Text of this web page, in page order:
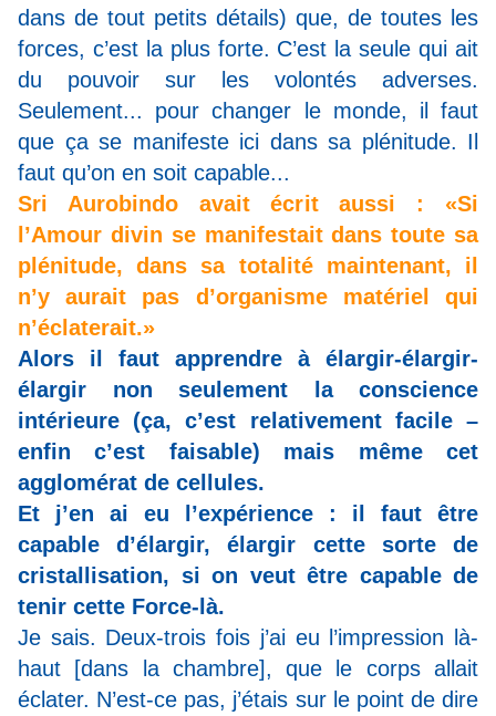
dans de tout petits détails) que, de toutes les
forces, c’est la plus forte. C’est la seule qui ait
du pouvoir sur les volontés adverses.
Seulement... pour changer le monde, il faut
que ça se manifeste ici dans sa plénitude. Il
faut qu’on en soit capable...
Sri Aurobindo avait écrit aussi : «Si
l’Amour divin se manifestait dans toute sa
plénitude, dans sa totalité maintenant, il
n’y aurait pas d’organisme matériel qui
n’éclaterait.»
Alors il faut apprendre à élargir-élargir-
élargir non seulement la conscience
intérieure (ça, c’est relativement facile –
enfin c’est faisable) mais même cet
agglomérat de cellules.
Et j’en ai eu l’expérience : il faut être
capable d’élargir, élargir cette sorte de
cristallisation, si on veut être capable de
tenir cette Force-là.
Je sais. Deux-trois fois j’ai eu l’impression là-
haut [dans la chambre], que le corps allait
éclater. N’est-ce pas, j’étais sur le point de dire